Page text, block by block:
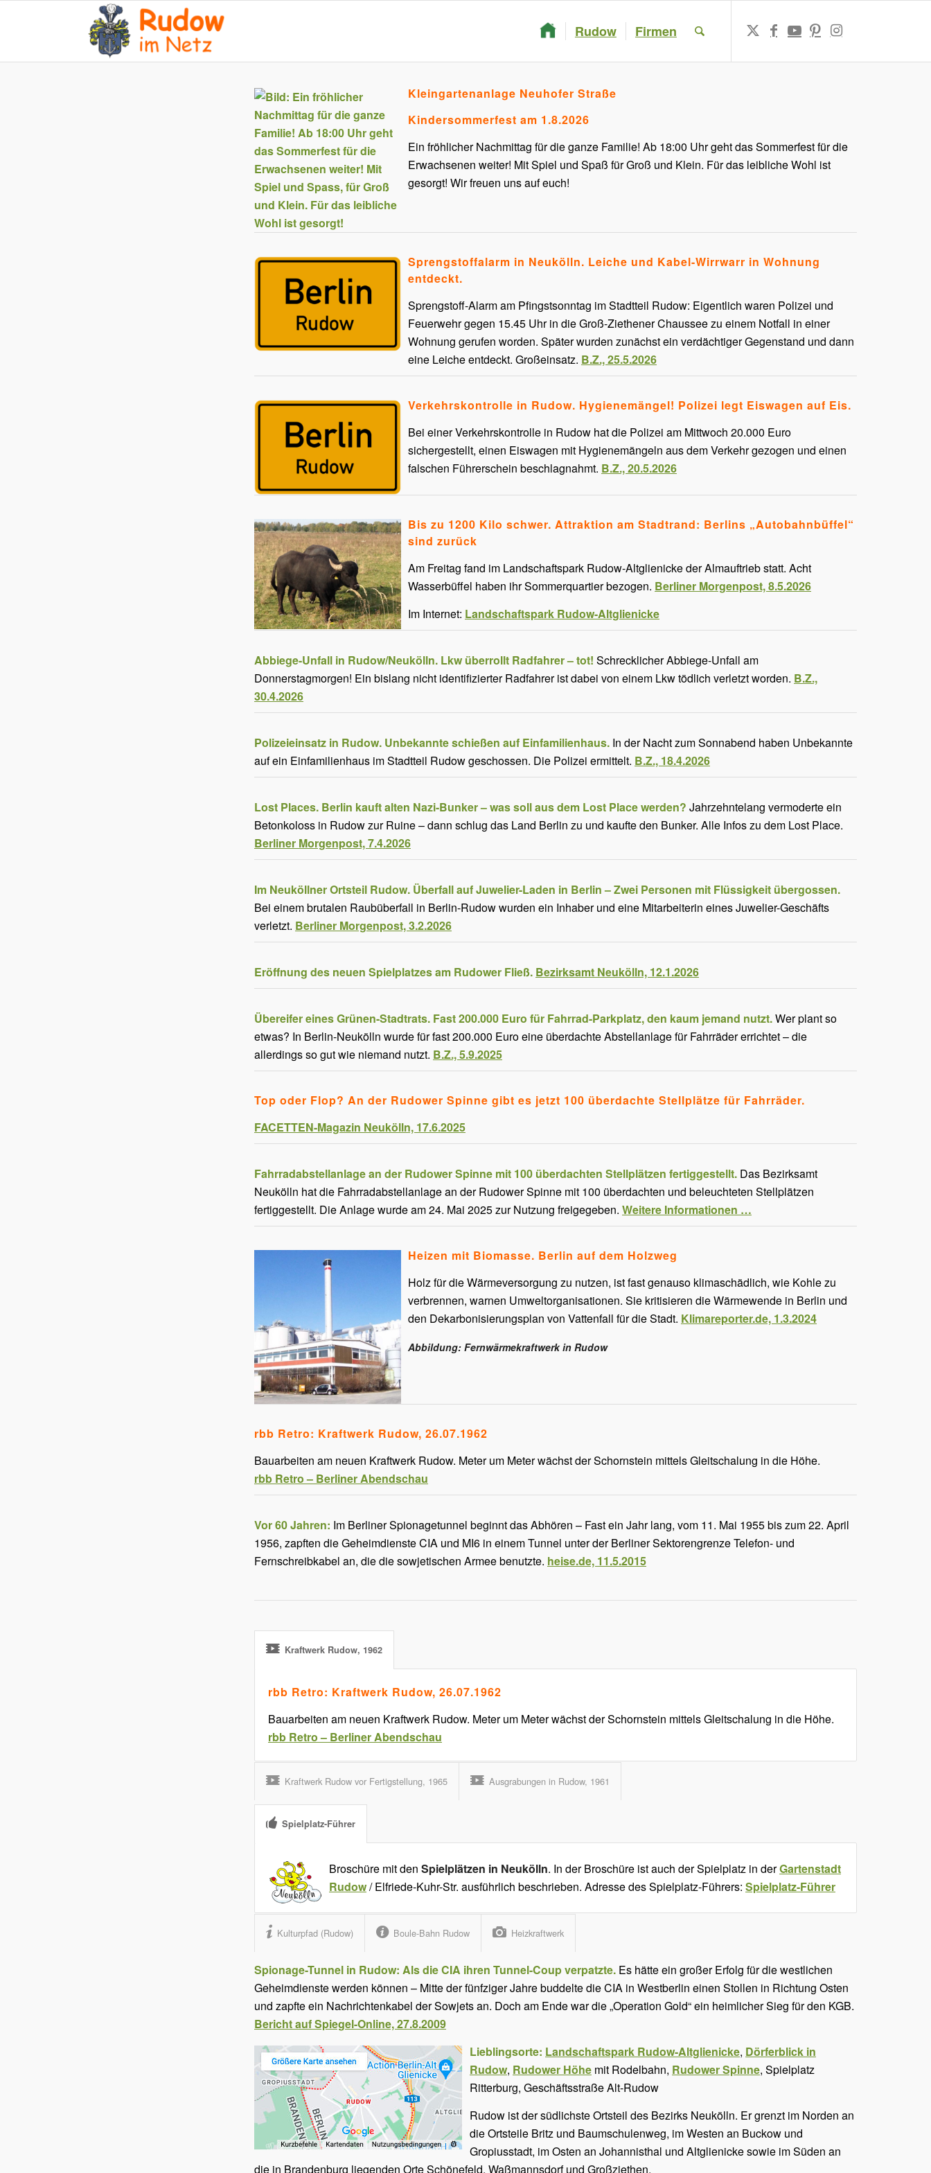
Rudow Firmen
Kleingartenanlage Neuhofer Straße
Kindersommerfest am 1.8.2026
Ein fröhlicher Nachmittag für die ganze Familie! Ab 18:00 Uhr geht das Sommerfest für die
Erwachsenen weiter! Mit Spiel und Spaß für Groß und Klein. Für das leibliche Wohl ist
gesorgt! Wir freuen uns auf euch!
Sprengstoffalarm in Neukölln. Leiche und Kabel-Wirrwarr in Wohnung
entdeckt.
Sprengstoff-Alarm am Pfingstsonntag im Stadtteil Rudow: Eigentlich waren Polizei und
Feuerwehr gegen 15.45 Uhr in die Groß-Ziethener Chaussee zu einem Notfall in einer
Wohnung gerufen worden. Später wurden zunächst ein verdächtiger Gegenstand und dann
eine Leiche entdeckt. Großeinsatz. B.Z., 25.5.2026
Verkehrskontrolle in Rudow. Hygienemängel! Polizei legt Eiswagen auf Eis.
Bei einer Verkehrskontrolle in Rudow hat die Polizei am Mittwoch 20.000 Euro
sichergestellt, einen Eiswagen mit Hygienemängeln aus dem Verkehr gezogen und einen
falschen Führerschein beschlagnahmt. B.Z., 20.5.2026
Bis zu 1200 Kilo schwer. Attraktion am Stadtrand: Berlins „Autobahnbüffel“
sind zurück
Am Freitag fand im Landschaftspark Rudow-Altglienicke der Almauftrieb statt. Acht
Wasserbüffel haben ihr Sommerquartier bezogen. Berliner Morgenpost, 8.5.2026
Im Internet: Landschaftspark Rudow-Altglienicke
Abbiege-Unfall in Rudow/Neukölln. Lkw überrollt Radfahrer – tot! Schrecklicher Abbiege-Unfall am
Donnerstagmorgen! Ein bislang nicht identifizierter Radfahrer ist dabei von einem Lkw tödlich verletzt worden. B.Z.,
30.4.2026
Polizeieinsatz in Rudow. Unbekannte schießen auf Einfamilienhaus. In der Nacht zum Sonnabend haben Unbekannte
auf ein Einfamilienhaus im Stadtteil Rudow geschossen. Die Polizei ermittelt. B.Z., 18.4.2026
Lost Places. Berlin kauft alten Nazi-Bunker – was soll aus dem Lost Place werden? Jahrzehntelang vermoderte ein
Betonkoloss in Rudow zur Ruine – dann schlug das Land Berlin zu und kaufte den Bunker. Alle Infos zu dem Lost Place.
Berliner Morgenpost, 7.4.2026
Im Neuköllner Ortsteil Rudow. Überfall auf Juwelier-Laden in Berlin – Zwei Personen mit Flüssigkeit übergossen.
Bei einem brutalen Raubüberfall in Berlin-Rudow wurden ein Inhaber und eine Mitarbeiterin eines Juwelier-Geschäfts
verletzt. Berliner Morgenpost, 3.2.2026
Eröffnung des neuen Spielplatzes am Rudower Fließ. Bezirksamt Neukölln, 12.1.2026
Übereifer eines Grünen-Stadtrats. Fast 200.000 Euro für Fahrrad-Parkplatz, den kaum jemand nutzt.Wer plant so
etwas? In Berlin-Neukölln wurde für fast 200.000 Euro eine überdachte Abstellanlage für Fahrräder errichtet – die
allerdings so gut wie niemand nutzt. B.Z., 5.9.2025
Top oder Flop? An der Rudower Spinne gibt es jetzt 100 überdachte Stellplätze für Fahrräder.
FACETTEN-Magazin Neukölln, 17.6.2025
Fahrradabstellanlage an der Rudower Spinne mit 100 überdachten Stellplätzen fertiggestellt. Das Bezirksamt
Neukölln hat die Fahrradabstellanlage an der Rudower Spinne mit 100 überdachten und beleuchteten Stellplätzen
fertiggestellt. Die Anlage wurde am 24. Mai 2025 zur Nutzung freigegeben. Weitere Informationen …
Heizen mit Biomasse. Berlin auf dem Holzweg
Holz für die Wärmeversorgung zu nutzen, ist fast genauso klimaschädlich, wie Kohle zu
verbrennen, warnen Umweltorganisationen. Sie kritisieren die Wärmewende in Berlin und
den Dekarbonisierungsplan von Vattenfall für die Stadt. Klimareporter.de, 1.3.2024
Abbildung: Fernwärmekraftwerk in Rudow
rbb Retro: Kraftwerk Rudow, 26.07.1962
Bauarbeiten am neuen Kraftwerk Rudow. Meter um Meter wächst der Schornstein mittels Gleitschalung in die Höhe.
rbb Retro – Berliner Abendschau
Vor 60 Jahren: Im Berliner Spionagetunnel beginnt das Abhören – Fast ein Jahr lang, vom 11. Mai 1955 bis zum 22. April
1956, zapften die Geheimdienste CIA und MI6 in einem Tunnel unter der Berliner Sektorengrenze Telefon- und
Fernschreibkabel an, die die sowjetischen Armee benutzte. heise.de, 11.5.2015
Kraftwerk Rudow, 1962
rbb Retro: Kraftwerk Rudow, 26.07.1962
Bauarbeiten am neuen Kraftwerk Rudow. Meter um Meter wächst der Schornstein mittels Gleitschalung in die Höhe.
rbb Retro – Berliner Abendschau
Kraftwerk Rudow vor Fertigstellung, 1965 Ausgrabungen in Rudow, 1961
Spielplatz-Führer
Broschüre mit den Spielplätzen in Neukölln. In der Broschüre ist auch der Spielplatz in derGartenstadt
Rudow/ Elfriede-Kuhr-Str. ausführlich beschrieben. Adresse des Spielplatz-Führers: Spielplatz-Führer
Kulturpfad (Rudow) Boule-Bahn Rudow Heizkraftwerk
Spionage-Tunnel in Rudow: Als die CIA ihren Tunnel-Coup verpatzte. Es hätte ein großer Erfolg für die westlichen
Geheimdienste werden können – Mitte der fünfziger Jahre buddelte die CIA in Westberlin einen Stollen in Richtung Osten
und zapfte ein Nachrichtenkabel der Sowjets an. Doch am Ende war die „Operation Gold“ ein heimlicher Sieg für den KGB.
Bericht auf Spiegel-Online, 27.8.2009
Lieblingsorte: Landschaftspark Rudow-Altglienicke, Dörferblick in
Rudow, Rudower Höhe mit Rodelbahn, Rudower Spinne, Spielplatz
Ritterburg, Geschäftsstraße Alt-Rudow
Rudow ist der südlichste Ortsteil des Bezirks Neukölln. Er grenzt im Norden an
die Ortsteile Britz und Baumschulenweg, im Westen an Buckow und
Gropiusstadt, im Osten an Johannisthal und Altglienicke sowie im Süden an
die in Brandenburg liegenden Orte Schönefeld, Waßmannsdorf und Großziethen.